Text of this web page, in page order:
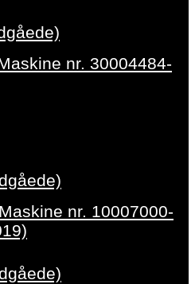
nr. 30004484-
nr. 10007000-